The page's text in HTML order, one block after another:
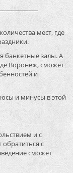
мест, где
банкетные залы. А
Воронеж, сможет
и
и минусы в этой
и с
с
сможет